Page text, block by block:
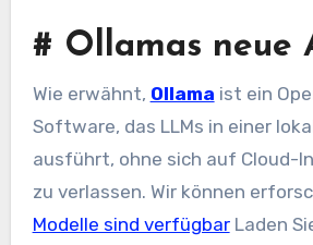
# Ollamas neue
Wie erwähnt, Ollama ist ein
Software, das LLMs in einer
ausführt, ohne sich auf Cloud-
zu verlassen. Wir können
Modelle sind verfügbarLaden